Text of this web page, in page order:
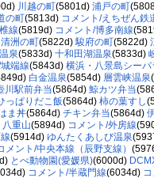
川越の町(5801d) 浦戸の町
の町(5813d) コメント/えちぜん鉄
線(5819d) コメント/博多南線
清洲の町(5822d) 駿府の町(5822d)
泉(5833d) 十和田湖温泉(5833d)
端線(5843d) 横浜・八景島シー
白金温泉(5854d) 層雲峡温泉
川駅前弁当(5864d) 鯨カツ弁当
っぱりだこ飯(5864d) 柿の葉すし
ま丼(5864d) チキン弁当(5864d)
八重山(5894d) コメント/外房線
(5914d) ゆんたくあしび温泉
メント/中央本線（辰野支線）
とべ動物園(愛媛県)(6000d)
コメント/半蔵門線(6034d)